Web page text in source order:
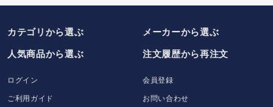
カテゴリから選ぶ メーカーから選ぶ
人気商品から選ぶ
注文履歴から再注文
ログイン
会員登録
ご利用ガイド
お問い合わせ